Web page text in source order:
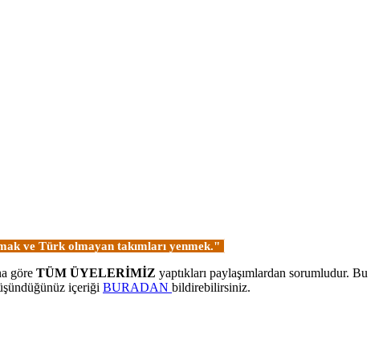
ve Türk olmayan takımları yenmek."
göre TÜM ÜYELERİMİZ yaptıkları paylaşımlardan sorumludur. Bu
içeriği BURADAN bildirebilirsiniz.